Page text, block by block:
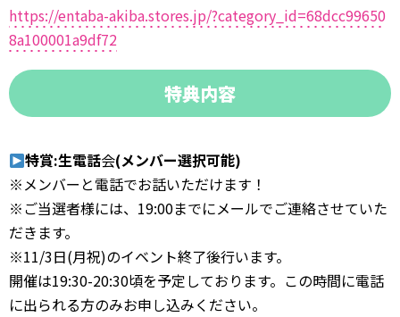
https://entaba-akiba.stores.jp/?category_id=68dcc99650
8a100001a9df72
特典内容
特賞:生電話会(メンバー選択可能)
※メンバーと電話でお話いただけます！
※ご当選者様には、19:00までにメールでご連絡させていた
だきます。
※11/3日(月祝)のイベント終了後行います。
開催は19:30-20:30頃を予定しております。この時間に電話
に出られる方のみお申し込みください。